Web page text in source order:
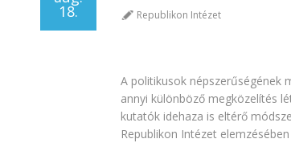
18. Republikon Intézet
A politikusok népszerűségének
annyi különböző megközelítés
kutatók idehaza is eltérő
Republikon Intézet